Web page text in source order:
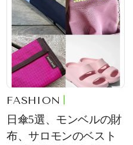
FASHION
日傘5選、モンベルの財
布、サロモンのベスト